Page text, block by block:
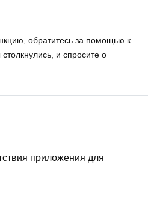
обратитесь за помощью к
и спросите о
приложения для